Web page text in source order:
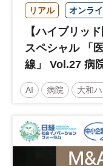
リアル オンラ
【ハイブリッ
スペシャル 「
線」 Vol.27 病
～診療報酬改定
略で描く持続
AI 病院 大和
日経健康セミナー